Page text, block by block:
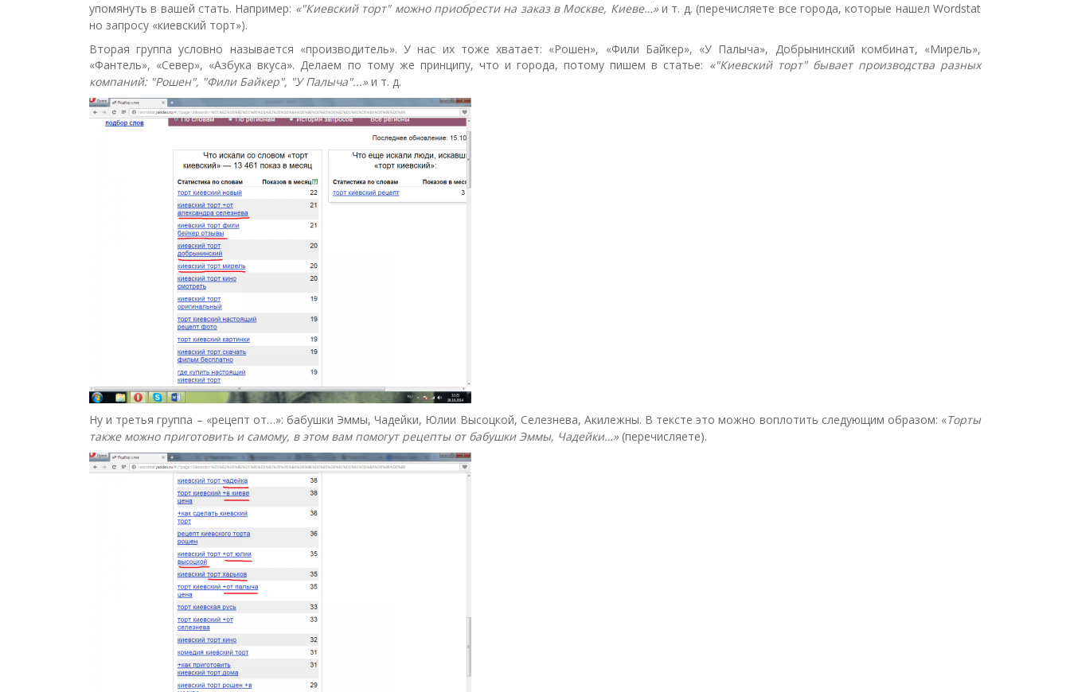
упомянуть в вашей стать. Например: «"Киевский торт" можно приобрести на заказ в Москве, Киеве…» и т. д. (перечисляете все города, которые нашел Wordstat
но запросу «киевский торт»).
Вторая группа условно называется «производитель». У нас их тоже хватает: «Рошен», «Фили Байкер», «У Палыча», Добрынинский комбинат, «Мирель»,
«Фантель», «Север», «Азбука вкуса». Делаем по тому же принципу, что и города, потому пишем в статье: «"Киевский торт" бывает производства разных
компаний: "Рошен", "Фили Байкер", "У Палыча"...» и т. д.
Ну и третья группа – «рецепт от…»: бабушки Эммы, Чадейки, Юлии Высоцкой, Селезнева, Акилежны. В тексте это можно воплотить следующим образом: «Торты
также можно приготовить и самому, в этом вам помогут рецепты от бабушки Эммы, Чадейки…» (перечисляете).